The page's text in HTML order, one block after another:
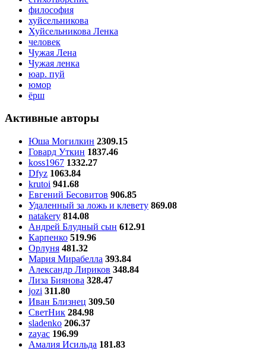
философия
хуйсельникова
Хуйсельникова Ленка
человек
Чужая Лена
Чужая ленка
юар. пуй
юмор
ёрш
Активные авторы
Юша Могилкин 2309.15
Говард Уткин 1837.46
koss1967 1332.27
Dfyz 1063.84
krutoi 941.68
Евгений Бесовитов 906.85
Удаленный за ложь и клевету 869.08
natakery 814.08
Андрей Блудный сын 612.91
Карпенко 519.96
Орлуня 481.32
Мария Мирабелла 393.84
Александр Лириков 348.84
Лиза Биянова 328.47
jozi 311.80
Иван Близнец 309.50
СветНик 284.98
sladenko 206.37
zayac 196.99
Амалия Исильда 181.83